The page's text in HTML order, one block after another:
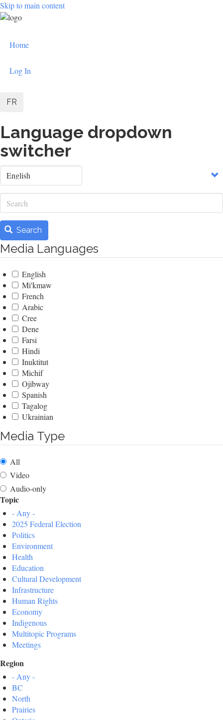
Skip to main content
User
menu
Home
Log In
FR
Language dropdown
switcher
Select
your
language
Search
Search
Media Languages
English
Mi'kmaw
French
Arabic
Cree
Dene
Farsi
Hindi
Inuktitut
Michif
Ojibway
Spanish
Tagalog
Ukrainian
Media Type
All
Video
Audio-only
Topic
- Any -
2025 Federal Election
Politics
Environment
Health
Education
Cultural Development
Infrastructure
Human Rights
Economy
Indigenous
Multitopic Programs
Meetings
Region
- Any -
BC
North
Prairies